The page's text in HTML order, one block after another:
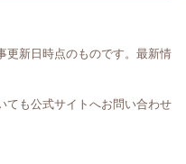
新日時点のものです。最新情
も公式サイトへお問い合わせ